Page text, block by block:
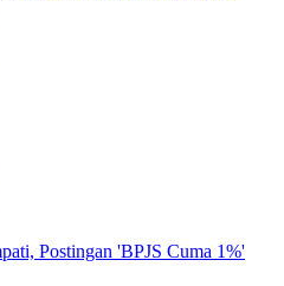
Postingan 'BPJS Cuma 1%'